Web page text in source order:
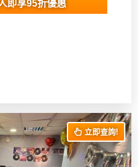
即享95折優惠
立即查詢!